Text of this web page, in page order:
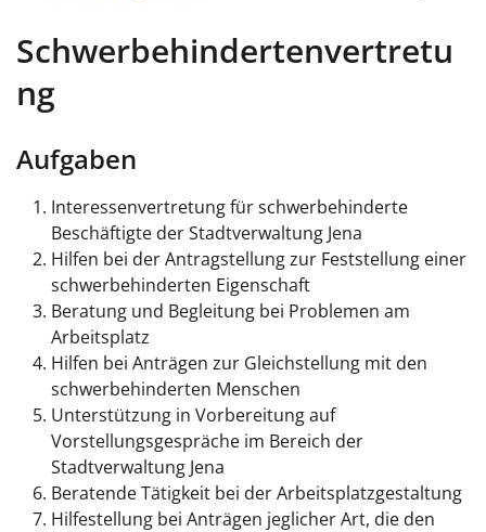
Schwerbehindertenvertretu
ng
Aufgaben
Interessenvertretung für schwerbehinderte
Beschäftigte der Stadtverwaltung Jena
Hilfen bei der Antragstellung zur Feststellung einer
schwerbehinderten Eigenschaft
Beratung und Begleitung bei Problemen am
Arbeitsplatz
Hilfen bei Anträgen zur Gleichstellung mit den
schwerbehinderten Menschen
Unterstützung in Vorbereitung auf
Vorstellungsgespräche im Bereich der
Stadtverwaltung Jena
Beratende Tätigkeit bei der Arbeitsplatzgestaltung
Hilfestellung bei Anträgen jeglicher Art, die den